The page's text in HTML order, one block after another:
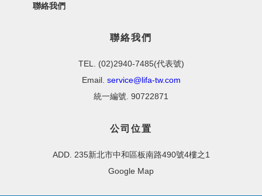
聯絡我們
聯絡我們
TEL. (02)2940-7485(代表號)
Email. service@lifa-tw.com
統一編號. 90722871
公司位置
ADD. 235新北市中和區板南路490號4樓之1
Google Map